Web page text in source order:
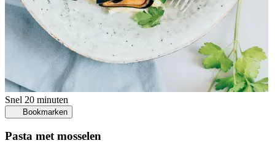
Snel 20 minuten
Bookmarken
Pasta met mosselen